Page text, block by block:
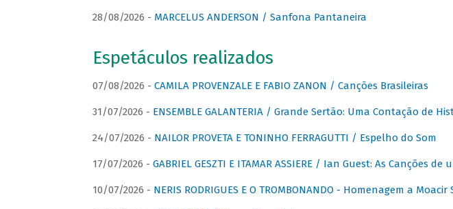
28/08/2026 - MARCELUS ANDERSON / Sanfona Pantaneira
Espetáculos realizados
07/08/2026 - CAMILA PROVENZALE E FABIO ZANON / Canções Brasileiras
31/07/2026 - ENSEMBLE GALANTERIA / Grande Sertão: Uma Contação de
24/07/2026 - NAILOR PROVETA E TONINHO FERRAGUTTI / Espelho do Som
17/07/2026 - GABRIEL GESZTI E ITAMAR ASSIERE / Ian Guest: As Canções
10/07/2026 - NERIS RODRIGUES E O TROMBONANDO - Homenagem a Moacir